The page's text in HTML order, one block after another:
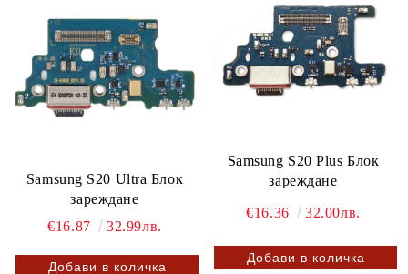
Samsung S20 Ultra Блок
зареждане
€16.87
32.99лв.
Samsung S20 Plus Блок
зареждане
€16.36 32.00лв.